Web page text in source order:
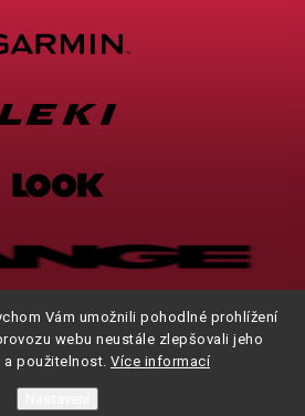
Vám umožnili pohodlné prohlížení
webu neustále zlepšovali jeho
a použitelnost. Více informací